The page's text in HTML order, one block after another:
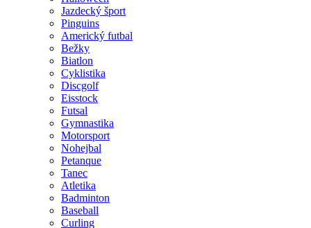
Jazdecký šport
Pinguins
Americký futbal
Bežky
Biatlon
Cyklistika
Discgolf
Eisstock
Futsal
Gymnastika
Motorsport
Nohejbal
Petanque
Tanec
Atletika
Badminton
Baseball
Curling